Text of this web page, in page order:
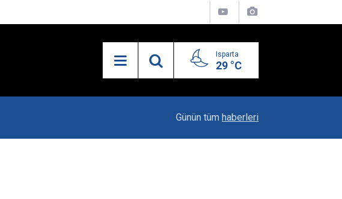
Isparta
29 °C
Uzaktan Hasta Değerlendirme Sistemi İle Yeni
Günün tüm haberleri